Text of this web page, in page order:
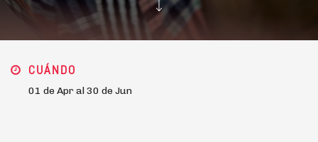
CUÁNDO
01 de Apr al 30 de Jun